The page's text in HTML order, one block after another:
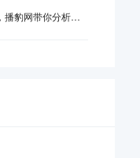
从“后浪”到“入海”，播豹网带你分析短视频营...